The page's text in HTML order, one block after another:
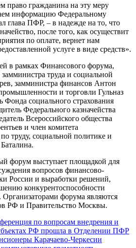
право гражданина на эту меру
информацию Федеральному
глава ПФР, – в надежде на то, что
после того, как осуществит
по оплате, вернет нам
услуге в виде средств».
в рамках Финансового форума,
труда и социальной
замминистра финансов Антон
и торговли Гульназ
Фонда социального страхования
Федерального казначейства
Всероссийского общества
и член комитета
труду, социальной политике и
форум выступает площадкой для
вопросов финансово-
России и выработки решений,
конкурентоспособности
форума являются
РФ и Правительство Москвы.
по вопросам внедрения и
РФ прошла в Отделении ПФР
Карачаево-Черкесии